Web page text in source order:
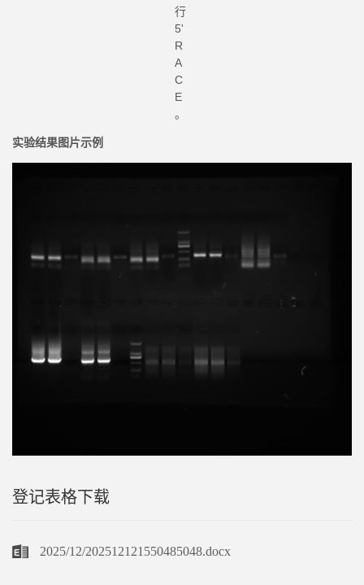
行
5'
R
A
C
E
。
实验结果图片示例
登记表格下载
2025/12/202512121550485048.docx